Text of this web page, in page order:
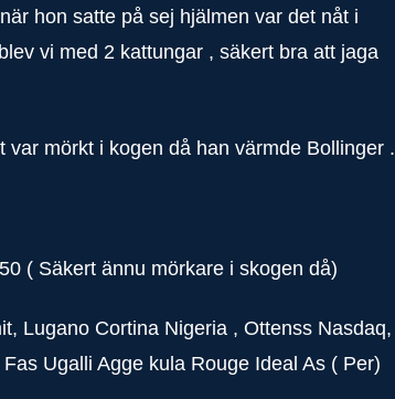
hon satte på sej hjälmen var det nåt i
vi med 2 kattungar , säkert bra att jaga
mörkt i kogen då han värmde Bollinger .
( Säkert ännu mörkare i skogen då)
Lugano Cortina Nigeria , Ottenss Nasdaq,
Ugalli Agge kula Rouge Ideal As ( Per)